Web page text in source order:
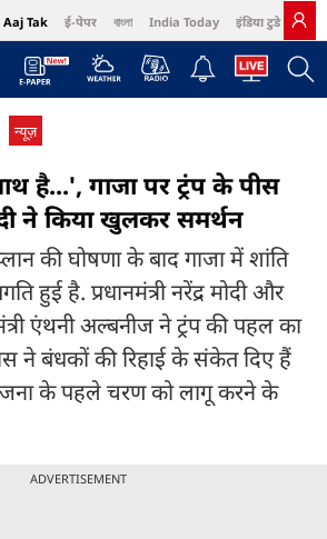
Aaj Tak ई-पेपर বাংলা India Today इंडिया टुडे हिंदी
Cosmopolitan Harper's Bazaar Northeast
न्यूज़
है...', गाजा पर ट्रंप के पीस
ने किया खुलकर समर्थन
की घोषणा के बाद गाजा में शांति
हुई है. प्रधानमंत्री नरेंद्र मोदी और
एंथनी अल्बनीज ने ट्रंप की पहल का
ने बंधकों की रिहाई के संकेत दिए हैं
के पहले चरण को लागू करने के
ADVERTISEMENT